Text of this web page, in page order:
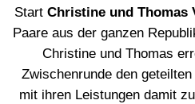
Start Christine und Thomas
Paare aus der ganzen
Christine und Thomas
Zwischenrunde den
mit ihren Leistungen damit